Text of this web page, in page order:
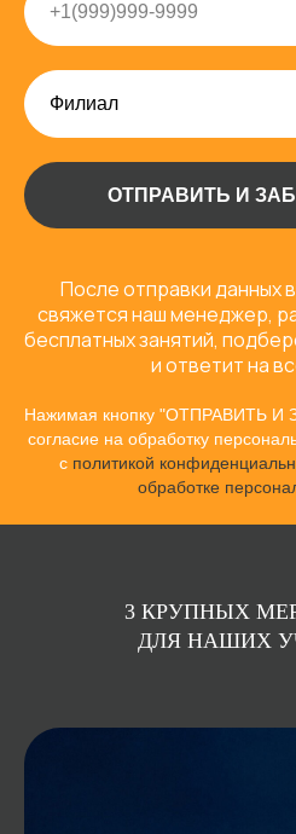
ОТПРАВИТЬ И
После отправки данных
свяжется наш менеджер,
бесплатных занятий,
и ответит на
Нажимая кнопку "ОТПРАВИТЬ И
согласие на обработку
с политикой
обработке
3 КРУПНЫХ
ДЛЯ НАШИХ